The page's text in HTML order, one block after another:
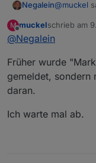
Negalein@muckel
Dann
Adapter!
DWD
M
Offline
muckelschrieb am
zuletzt
@Negalein
Früher wurde
gemeldet, sondern
daran.
Ich warte mal ab.